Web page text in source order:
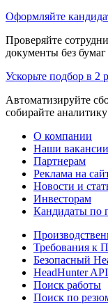
Оформляйте
Проверяйте
документы без
Ускорьте подбор в 2
Автоматизируйте
собирайте
О компании
Наши вакансии
Партнерам
Реклама на
Новости и
Инвесторам
Кандидаты по
Требования к
Безопасный
HeadHunter API
Поиск работы
Поиск по